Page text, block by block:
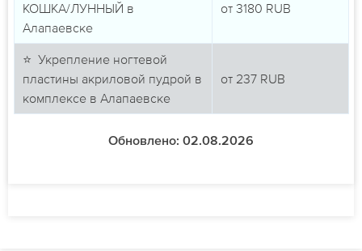
КОШКА/ЛУННЫЙ в
Алапаевске
от 3180 RUB
⭐ Укрепление ногтевой
пластины акриловой пудрой в
комплексе в Алапаевске
от 237 RUB
Обновлено: 02.08.2026